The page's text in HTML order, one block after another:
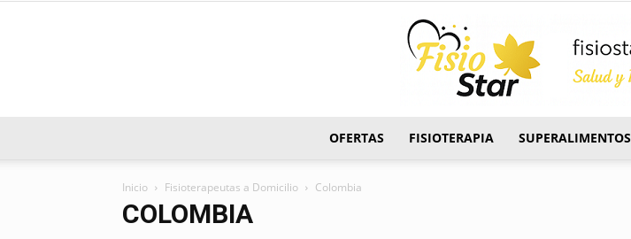
OFERTAS FISIOTERAPIA SUPERALIMENTOS
Inicio Fisioterapeutas a Domicilio Colombia
COLOMBIA